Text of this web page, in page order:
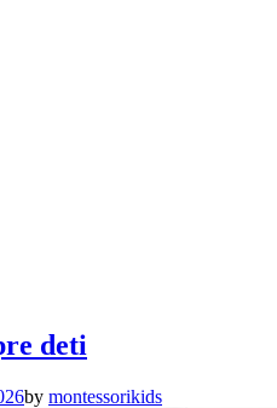
deti
by montessorikids